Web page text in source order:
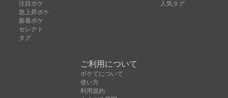
注目ボケ
急上昇ボケ
新着ボケ
セレクト
タグ
人気タグ
ご利用について
ボケてについて
使い方
利用規約